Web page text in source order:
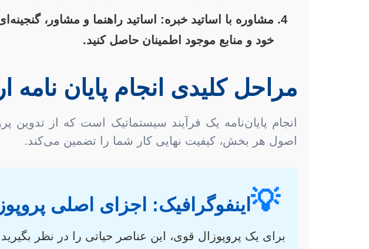
مشاوره با اساتید خبره: اساتید راهنما و مشاور،
خود و منابع موجود اطمینان حاصل کنید.
مراحل کلیدی انجام پایان نامه
انجام پایان‌نامه یک فرآیند سیستماتیک است که از
اصول هر بخش، کیفیت نهایی کار شما را تضمین می‌کند.
💡 اینفوگرافیک: اجزای اصلی
برای یک پروپوزال قوی، این عناصر حیاتی را در نظر